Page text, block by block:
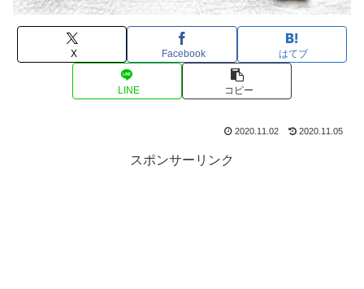
X Facebook はてブ
LINE コピー
2020.11.02 2020.11.05
スポンサーリンク